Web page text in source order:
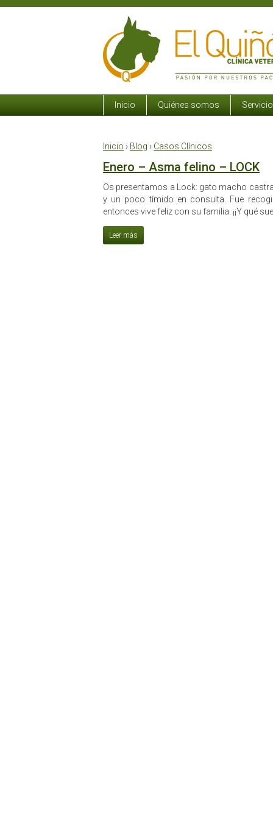
Inicio Quiénes somos
Inicio › Blog › Casos Clínicos
Enero – Asma felino – LOCK
Os presentamos a Lock: gato macho
y un poco tímido en consulta. Fue
entonces vive feliz con su familia. ¡¡Y qué